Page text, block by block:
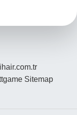
Sitemap